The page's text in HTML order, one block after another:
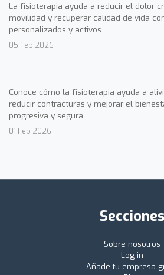
La fisioterapia ayuda a reducir el dolor
movilidad y recuperar calidad de vida
personalizados y activos.
05 Feb 2026
Conoce cómo la fisioterapia ayuda a
reducir contracturas y mejorar el
progresiva y segura.
01 Feb 2026
Secciones
Sobre nosotros
Log in
Añade tu empresa